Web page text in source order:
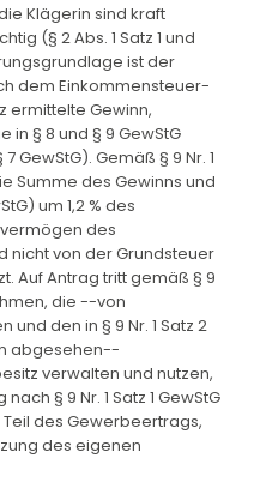
Klägerin sind kraft
(§ 2 Abs. 1 Satz 1 und
ist der
dem Einkommensteuer-
ermittelte Gewinn,
§ 8 und § 9 GewStG
GewStG). Gemäß § 9 Nr. 1
Summe des Gewinns und
um 1,2 % des
des
nicht von der Grundsteuer
Auf Antrag tritt gemäß § 9
die --von
den in § 9 Nr. 1 Satz 2
abgesehen--
verwalten und nutzen,
§ 9 Nr. 1 Satz 1 GewStG
des Gewerbeertrags,
des eigenen